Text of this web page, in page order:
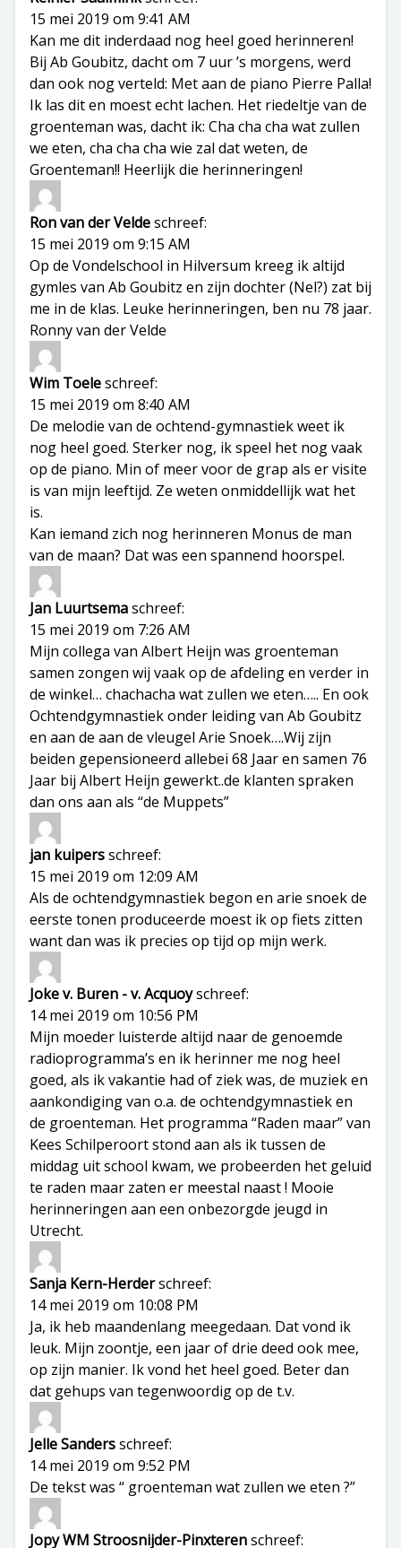
15 mei 2019 om 9:41 AM
Kan me dit inderdaad nog heel goed herinneren!
Bij Ab Goubitz, dacht om 7 uur ’s morgens, werd
dan ook nog verteld: Met aan de piano Pierre Palla!
Ik las dit en moest echt lachen. Het riedeltje van de
groenteman was, dacht ik: Cha cha cha wat zullen
we eten, cha cha cha wie zal dat weten, de
Groenteman!! Heerlijk die herinneringen!
Ron van der Veldeschreef:
15 mei 2019 om 9:15 AM
Op de Vondelschool in Hilversum kreeg ik altijd
gymles van Ab Goubitz en zijn dochter (Nel?) zat bij
me in de klas. Leuke herinneringen, ben nu 78 jaar.
Ronny van der Velde
Wim Toeleschreef:
15 mei 2019 om 8:40 AM
De melodie van de ochtend-gymnastiek weet ik
nog heel goed. Sterker nog, ik speel het nog vaak
op de piano. Min of meer voor de grap als er visite
is van mijn leeftijd. Ze weten onmiddellijk wat het
is.
Kan iemand zich nog herinneren Monus de man
van de maan? Dat was een spannend hoorspel.
Jan Luurtsemaschreef:
15 mei 2019 om 7:26 AM
Mijn collega van Albert Heijn was groenteman
samen zongen wij vaak op de afdeling en verder in
de winkel… chachacha wat zullen we eten….. En ook
Ochtendgymnastiek onder leiding van Ab Goubitz
en aan de aan de vleugel Arie Snoek….Wij zijn
beiden gepensioneerd allebei 68 Jaar en samen 76
Jaar bij Albert Heijn gewerkt..de klanten spraken
dan ons aan als “de Muppets”
jan kuipersschreef:
15 mei 2019 om 12:09 AM
Als de ochtendgymnastiek begon en arie snoek de
eerste tonen produceerde moest ik op fiets zitten
want dan was ik precies op tijd op mijn werk.
Joke v. Buren - v. Acquoyschreef:
14 mei 2019 om 10:56 PM
Mijn moeder luisterde altijd naar de genoemde
radioprogramma’s en ik herinner me nog heel
goed, als ik vakantie had of ziek was, de muziek en
aankondiging van o.a. de ochtendgymnastiek en
de groenteman. Het programma “Raden maar” van
Kees Schilperoort stond aan als ik tussen de
middag uit school kwam, we probeerden het geluid
te raden maar zaten er meestal naast ! Mooie
herinneringen aan een onbezorgde jeugd in
Utrecht.
Sanja Kern-Herderschreef:
14 mei 2019 om 10:08 PM
Ja, ik heb maandenlang meegedaan. Dat vond ik
leuk. Mijn zoontje, een jaar of drie deed ook mee,
op zijn manier. Ik vond het heel goed. Beter dan
dat gehups van tegenwoordig op de t.v.
Jelle Sandersschreef:
14 mei 2019 om 9:52 PM
De tekst was “ groenteman wat zullen we eten ?”
Jopy WM Stroosnijder-Pinxterenschreef: